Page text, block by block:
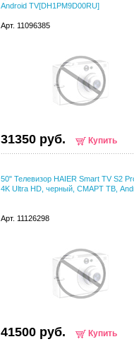
Android TV[DH1PM9D00RU]
Арт. 11096385
31350 руб. Купить
50" Телевизор HAIER Smart TV S2
4K Ultra HD, черный, СМАРТ ТВ,
Арт. 11126298
41500 руб. Купить